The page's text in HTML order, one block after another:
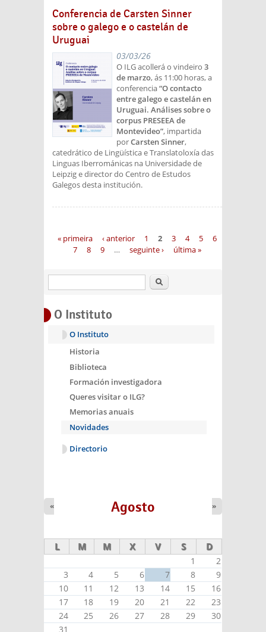
Conferencia de Carsten Sinner
sobre o galego e o castelán de
Uruguai
03/03/26
O ILG acollerá o vindeiro 3
de marzo, ás 11:00 horas, a
conferencia“O contacto
entre galego e castelán en
Uruguai. Análises sobre o
corpus PRESEEA de
Montevideo”, impartida
porCarsten Sinner,
catedrático de Lingüística e Translatoloxía das
Linguas Iberrománicas na Universidade de
Leipzig e director do Centro de Estudos
Galegos desta institución.
Páxinas
« primeira ‹ anterior 1 2 3 4 5
6
7
8 9 … seguinte › última »
Buscar
O Instituto
O Instituto
Historia
Biblioteca
Formación investigadora
Queres visitar o ILG?
Memorias anuais
Novidades
Directorio
Agosto
« »
L M M X V S D
1
2
3
4 5 6 7 8
9
10
11 12 13 14 15
16
17
18 19 20 21 22
23
24
25 26 27 28 29
30
31